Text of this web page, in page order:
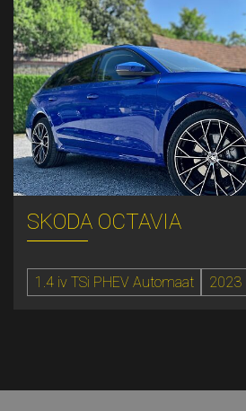
SKODA OCTAVIA
1.4 iv TSi PHEV Automaat 2023